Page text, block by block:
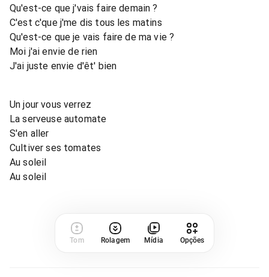
Qu'est-ce que j'vais faire demain ?
C'est c'que j'me dis tous les matins
Qu'est-ce que je vais faire de ma vie ?
Moi j'ai envie de rien
J'ai juste envie d'êt' bien
Un jour vous verrez
La serveuse automate
S'en aller
Cultiver ses tomates
Au soleil
Au soleil
Tom Rolagem Mídia Opções